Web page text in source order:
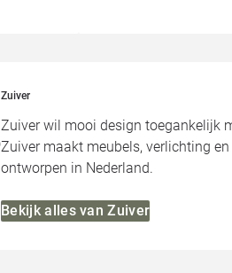
Zuiver
Zuiver wil mooi design toegankelijk
Zuiver maakt meubels, verlichting
ontworpen in Nederland.
Bekijk alles van Zuiver